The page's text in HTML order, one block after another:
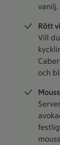
vanilj.
Rött
Vill
och